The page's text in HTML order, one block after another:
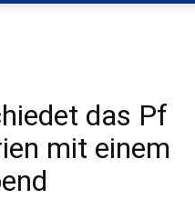
das Pf
mit einem